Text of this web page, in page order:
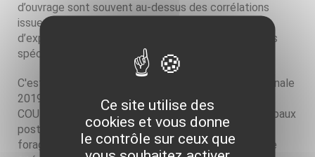
d’ouvrage sont souvent au-dessus des corrélations
issues de l'analyse des dossiers. Il s’avère difficile
d’expliquer ces anomalies de coût, compte-tenu des
spécificités de chaque étude.
C'est pourquoi, dans le cadre de sa convention nationale
2019 avec l'ADEME, le BRGM a conduit le projet
COUFOR qui avait pour objectif d'identifier les principaux
postes qui peuvent impliquer les écarts de coût de
forage de géothermie de surface, très variable d'une
Ce site utilise des
cookies et vous donne
le contrôle sur ceux que